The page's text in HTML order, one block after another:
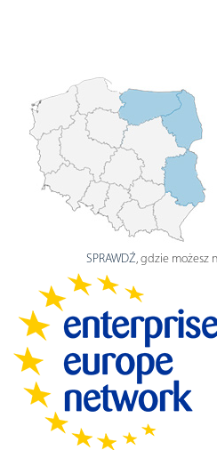
SPRAWDŹ, gdzie możesz